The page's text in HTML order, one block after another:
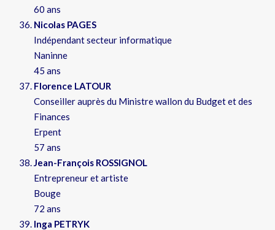
60 ans
Nicolas PAGES
Indépendant secteur informatique
Naninne
45 ans
Florence LATOUR
Conseiller auprès du Ministre wallon du Budget et des
Finances
Erpent
57 ans
Jean-François ROSSIGNOL
Entrepreneur et artiste
Bouge
72 ans
Inga PETRYK